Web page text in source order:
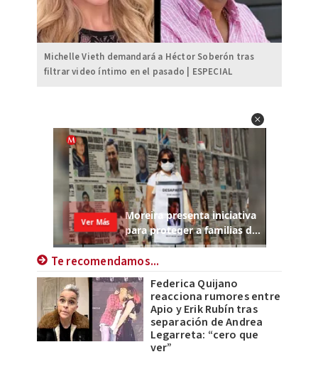
Michelle Vieth demandará a Héctor Soberón tras
filtrar video íntimo en el pasado | ESPECIAL
Te recomendamos...
Federica Quijano
reacciona rumores entre
Apio y Erik Rubín tras
separación de Andrea
Legarreta: “cero que
ver”